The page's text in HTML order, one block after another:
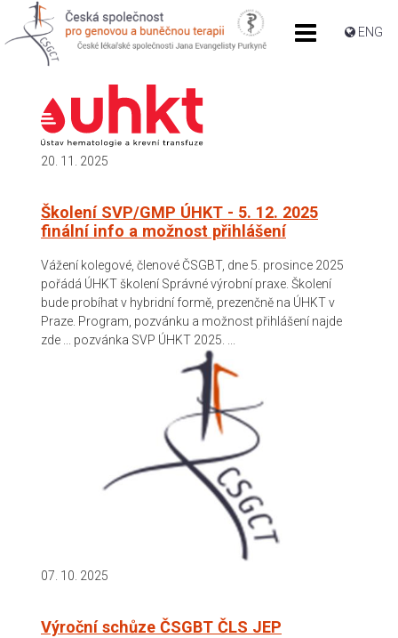
ENG
20. 11. 2025
Školení SVP/GMP ÚHKT - 5. 12. 2025
finální info a možnost přihlášení
Vážení kolegové, členové ČSGBT, dne 5. prosince 2025
pořádá ÚHKT školení Správné výrobní praxe. Školení
bude probíhat v hybridní formě, prezenčně na ÚHKT v
Praze. Program, pozvánku a možnost přihlášení najde
zde ... pozvánka SVP ÚHKT 2025. ...
07. 10. 2025
Výroční schůze ČSGBT ČLS JEP